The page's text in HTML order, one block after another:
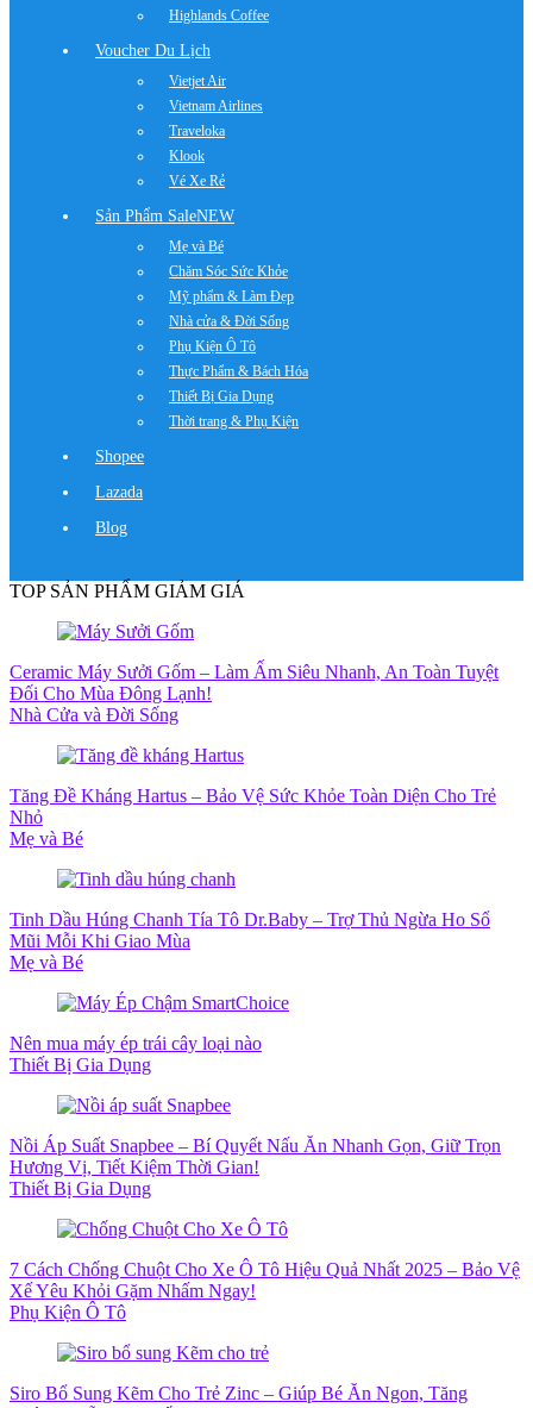
Highlands Coffee
Voucher Du Lịch
Vietjet Air
Vietnam Airlines
Traveloka
Klook
Vé Xe Rẻ
Sản Phẩm SaleNEW
Mẹ và Bé
Chăm Sóc Sức Khỏe
Mỹ phẩm & Làm Đẹp
Nhà cửa & Đời Sống
Phụ Kiện Ô Tô
Thực Phẩm & Bách Hóa
Thiết Bị Gia Dụng
Thời trang & Phụ Kiện
Shopee
Lazada
Blog
TOP SẢN PHẨM GIẢM GIÁ
Ceramic Máy Sưởi Gốm – Làm Ấm Siêu Nhanh, An Toàn Tuyệt
Đối Cho Mùa Đông Lạnh!
Nhà Cửa và Đời Sống
Tăng Đề Kháng Hartus – Bảo Vệ Sức Khỏe Toàn Diện Cho Trẻ
Nhỏ
Mẹ và Bé
Tinh Dầu Húng Chanh Tía Tô Dr.Baby – Trợ Thủ Ngừa Ho Sổ
Mũi Mỗi Khi Giao Mùa
Mẹ và Bé
Nên mua máy ép trái cây loại nào
Thiết Bị Gia Dụng
Nồi Áp Suất Snapbee – Bí Quyết Nấu Ăn Nhanh Gọn, Giữ Trọn
Hương Vị, Tiết Kiệm Thời Gian!
Thiết Bị Gia Dụng
7 Cách Chống Chuột Cho Xe Ô Tô Hiệu Quả Nhất 2025 – Bảo Vệ
Xế Yêu Khỏi Gặm Nhấm Ngay!
Phụ Kiện Ô Tô
Siro Bổ Sung Kẽm Cho Trẻ Zinc – Giúp Bé Ăn Ngon, Tăng